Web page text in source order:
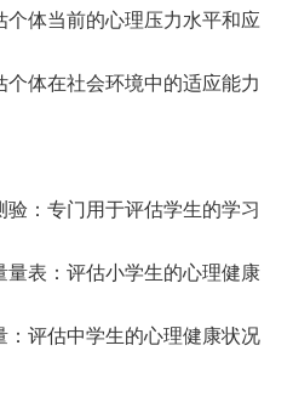
体当前的心理压力水平和应
体在社会环境中的适应能力
：专门用于评估学生的学习
表：评估小学生的心理健康
评估中学生的心理健康状况